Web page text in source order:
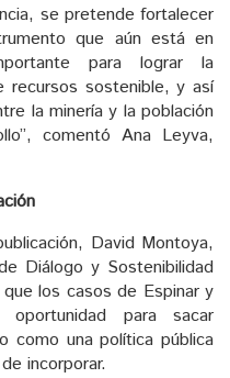
se pretende fortalecer
que aún está en
para lograr la
recursos sostenible, y así
la minería y la población
comentó Ana Leyva,
David Montoya,
Diálogo y Sostenibilidad
los casos de Espinar y
para sacar
como una política pública
incorporar.